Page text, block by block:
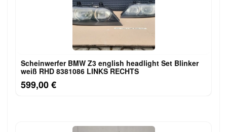
Scheinwerfer BMW Z3 english headlight Set Blinker
weiß RHD 8381086 LINKS RECHTS
599,00 €